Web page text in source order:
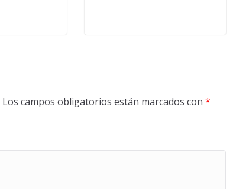
Los campos obligatorios están marcados con *